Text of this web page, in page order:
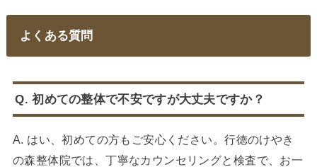
よくある質問
Q. 初めての整体で不安ですが大丈夫ですか？
A. はい、初めての方もご安心ください。行徳のけやき
の森整体院では、丁寧なカウンセリングと検査で、お一